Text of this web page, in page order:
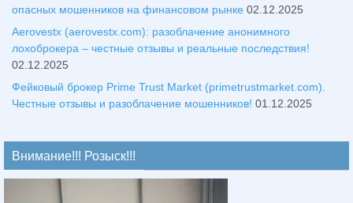
опасных мошенников на финансовом рынке 02.12.2025
Aerovestx (aerovestx.com): разоблачение анонимного
лохоброкера – честные отзывы и реальные последствия!
02.12.2025
Фейковый брокер Prime Trust Market (primetrustmarket.com).
Честные отзывы и разоблачение мошенников! 01.12.2025
Внимание!!! Розыск!!!